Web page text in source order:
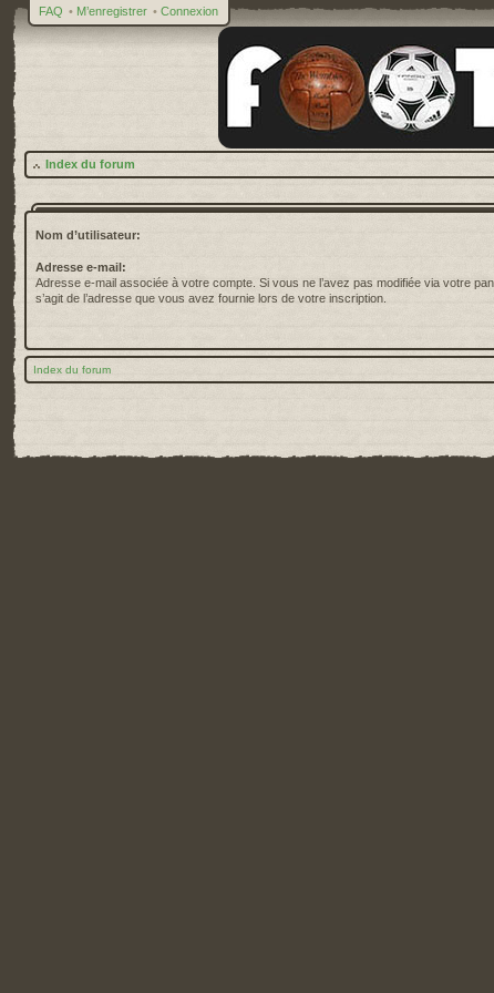
FAQ • M’enregistrer • Connexion
Index du forum
Nom d’utilisateur:
Adresse e-mail:
Adresse e-mail associée à votre compte. Si vous ne l’avez pas modifiée via votre
s’agit de l’adresse que vous avez fournie lors de votre inscription.
Index du forum